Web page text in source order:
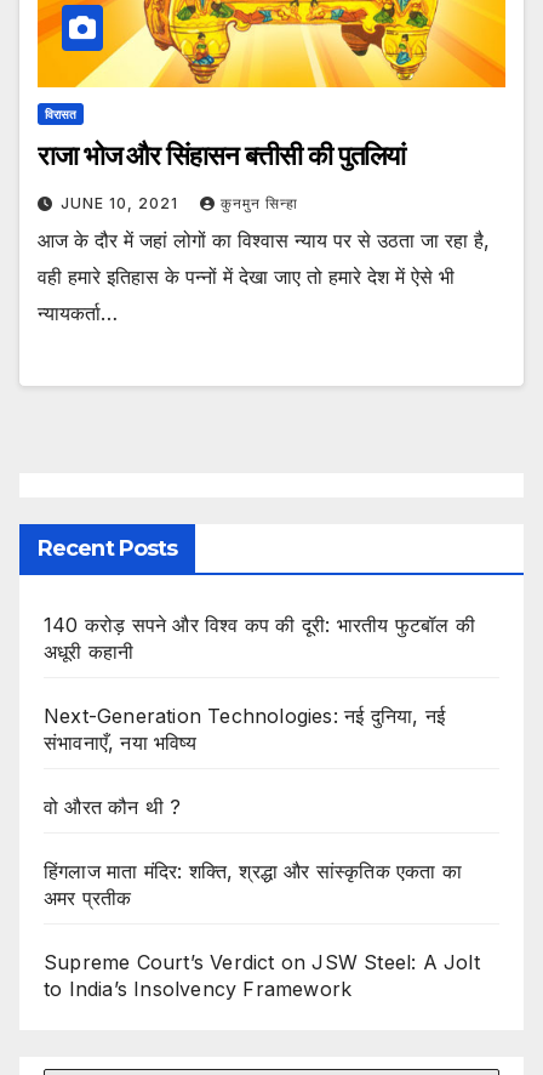
विरासत
राजा भोज और सिंहासन बत्तीसी की पुतलियां
JUNE 10, 2021 कुनमुन सिन्हा
आज के दौर में जहां लोगों का विश्वास न्याय पर से उठता जा रहा है,
वही हमारे इतिहास के पन्नों में देखा जाए तो हमारे देश में ऐसे भी
न्यायकर्ता…
Recent Posts
140 करोड़ सपने और विश्व कप की दूरी: भारतीय फुटबॉल की
अधूरी कहानी
Next-Generation Technologies: नई दुनिया, नई
संभावनाएँ, नया भविष्य
वो औरत कौन थी ?
हिंगलाज माता मंदिर: शक्ति, श्रद्धा और सांस्कृतिक एकता का
अमर प्रतीक
Supreme Court’s Verdict on JSW Steel: A Jolt
to India’s Insolvency Framework